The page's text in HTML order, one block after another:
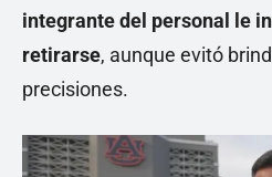
integrante del personal le
retirarse, aunque evitó
precisiones.